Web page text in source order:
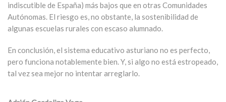
indiscutible de España) más bajos que en otras Comunidades
Autónomas. El riesgo es, no obstante, la sostenibilidad de
algunas escuelas rurales con escaso alumnado.
En conclusión, el sistema educativo asturiano no es perfecto,
pero funciona notablemente bien. Y, si algo no está estropeado,
tal vez sea mejor no intentar arreglarlo.